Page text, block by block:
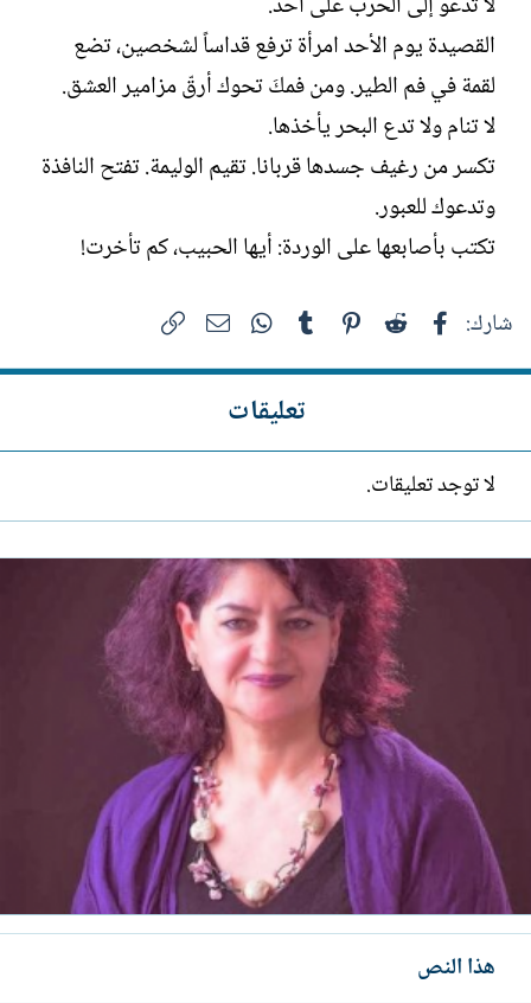
القصيدة يوم الأحد امرأة ترفع قداساً لشخصين، تضع
لقمة في فم الطير. ومن فمكَ تحوك أرقّ مزامير العشق.
لا تنام ولا تدع البحر يأخذها.
تكسر من رغيف جسدها قربانا. تقيم الوليمة. تفتح النافذة
وتدعوك للعبور.
تكتب بأصابعها على الوردة: أيها الحبيب، كم تأخرت!
شارك: فيسبوك Reddit
Pinterest
Tumblr
WhatsAppالبريد الإلكتروني
تعليقات
لا توجد تعليقات.
هذا النص